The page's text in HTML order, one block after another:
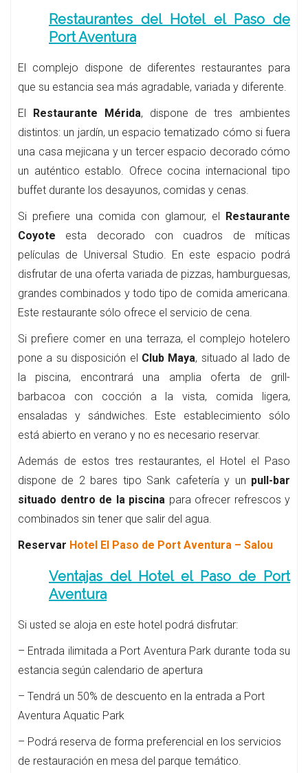
Restaurantes del Hotel el Paso de
Port Aventura
El complejo dispone de diferentes restaurantes para
que su estancia sea más agradable, variada y diferente.
El Restaurante Mérida, dispone de tres ambientes
distintos: un jardín, un espacio tematizado cómo si fuera
una casa mejicana y un tercer espacio decorado cómo
un auténtico establo. Ofrece cocina internacional tipo
buffet durante los desayunos, comidas y cenas.
Si prefiere una comida con glamour, el Restaurante
Coyote esta decorado con cuadros de míticas
películas de Universal Studio. En este espacio podrá
disfrutar de una oferta variada de pizzas, hamburguesas,
grandes combinados y todo tipo de comida americana.
Este restaurante sólo ofrece el servicio de cena.
Si prefiere comer en una terraza, el complejo hotelero
pone a su disposición el Club Maya, situado al lado de
la piscina, encontrará una amplia oferta de grill-
barbacoa con cocción a la vista, comida ligera,
ensaladas y sándwiches. Este establecimiento sólo
está abierto en verano y no es necesario reservar.
Además de estos tres restaurantes, el Hotel el Paso
dispone de 2 bares tipo Sank cafetería y un pull-bar
situado dentro de la piscina para ofrecer refrescos y
combinados sin tener que salir del agua.
Reservar Hotel El Paso de Port Aventura – Salou
Ventajas del Hotel el Paso de Port
Aventura
Si usted se aloja en este hotel podrá disfrutar:
– Entrada ilimitada a Port Aventura Park durante toda su
estancia según calendario de apertura
– Tendrá un 50% de descuento en la entrada a Port
Aventura Aquatic Park
– Podrá reserva de forma preferencial en los servicios
de restauración en mesa del parque temático.